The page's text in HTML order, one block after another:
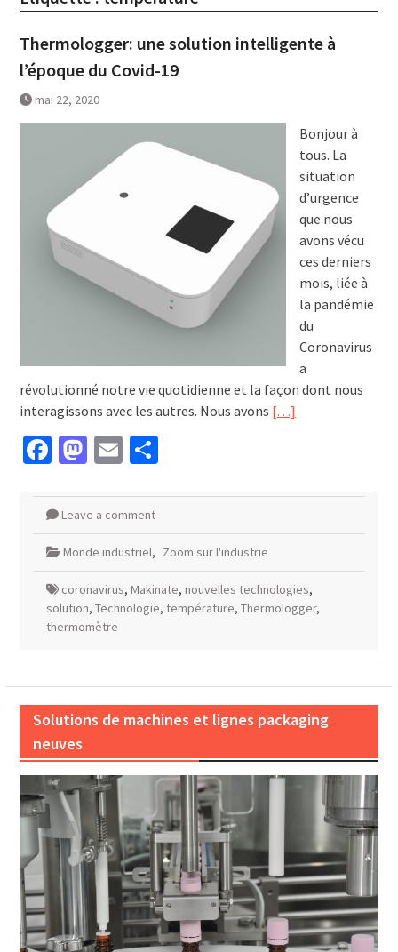
Thermologger: une solution intelligente à
l’époque du Covid-19
mai 22, 2020
Bonjour à
tous. La
situation
d’urgence
que nous
avons vécu
ces derniers
mois, liée à
la pandémie
du
Coronavirus
a
révolutionné notre vie quotidienne et la façon dont nous
interagissons avec les autres. Nous avons […]
Facebook
Mastodon
EmailPartager
Leave a comment
Monde industriel, Zoom sur l'industrie
coronavirus, Makinate, nouvelles technologies,
solution, Technologie, température, Thermologger,
thermomètre
Solutions de machines et lignes packaging
neuves